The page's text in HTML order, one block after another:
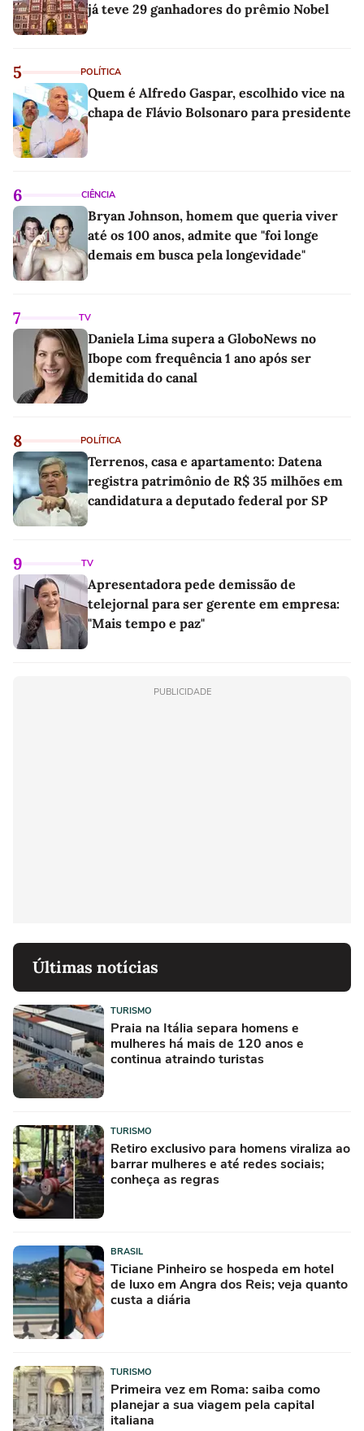
já teve 29 ganhadores do prêmio Nobel
5 POLÍTICA
Quem é Alfredo Gaspar, escolhido vice na
chapa de Flávio Bolsonaro para presidente
6 CIÊNCIA
Bryan Johnson, homem que queria viver
até os 100 anos, admite que "foi longe
demais em busca pela longevidade"
7 TV
Daniela Lima supera a GloboNews no
Ibope com frequência 1 ano após ser
demitida do canal
8 POLÍTICA
Terrenos, casa e apartamento: Datena
registra patrimônio de R$ 35 milhões em
candidatura a deputado federal por SP
9 TV
Apresentadora pede demissão de
telejornal para ser gerente em empresa:
"Mais tempo e paz"
PUBLICIDADE
Últimas notícias
TURISMO
Praia na Itália separa homens e
mulheres há mais de 120 anos e
continua atraindo turistas
TURISMO
Retiro exclusivo para homens viraliza ao
barrar mulheres e até redes sociais;
conheça as regras
BRASIL
Ticiane Pinheiro se hospeda em hotel
de luxo em Angra dos Reis; veja quanto
custa a diária
TURISMO
Primeira vez em Roma: saiba como
planejar a sua viagem pela capital
italiana